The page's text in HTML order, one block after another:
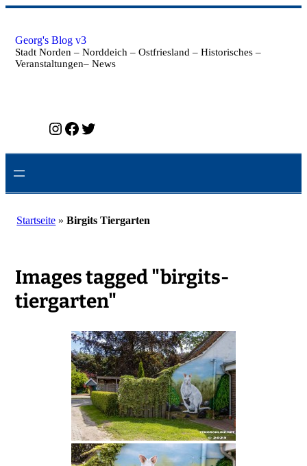
Zum
springen
Georg's Blog v3
Stadt Norden – Norddeich – Ostfriesland – Historisches –
Veranstaltungen– News
Instagram Facebook Twitter
Startseite »Birgits Tiergarten
Images tagged "birgits-
tiergarten"